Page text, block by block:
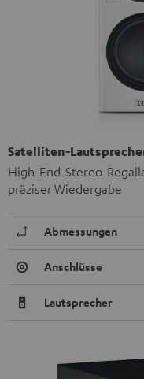
Satelliten-Lautsprecher
High-End-Stereo-
präziser Wiedergabe
Abmessungen
Anschlüsse
Lautsprecher